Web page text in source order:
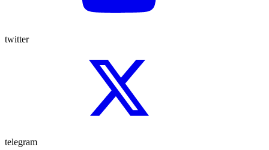
twitter
telegram